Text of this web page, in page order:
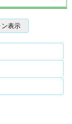
ン表示